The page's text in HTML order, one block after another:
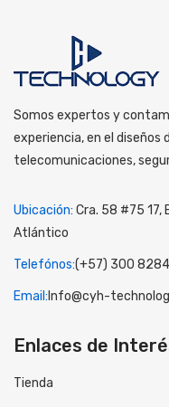
Somos expertos y
experiencia, en el diseños
telecomunicaciones,
Ubicación: Cra. 58 #75 17,
Atlántico
Telefónos:(+57) 300
Email: Info@cyh-
Enlaces de
Tienda